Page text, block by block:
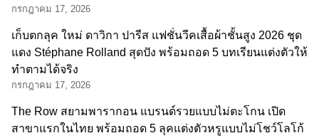
กรกฎาคม 17, 2026
เก็บตกลุค ใหม่ ดาวิกา ปารีส แฟชั่นวีคเสื้อผ้าชั้นสูง 2026 ชุด
แดง Stéphane Rolland สุดปัง พร้อมถอด 5 บทเรียนแต่งตัวให้
ทำตามได้จริง
กรกฎาคม 17, 2026
The Row สยามพารากอน แบรนด์รวยแบบไม่ตะโกน เปิด
สาขาแรกในไทย พร้อมถอด 5 ลุคแต่งตัวหรูแบบไม่โชว์โลโก้